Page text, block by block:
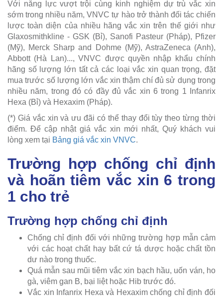
Với năng lực vượt trội cùng kinh nghiệm dự trù vắc xin
sớm trong nhiều năm, VNVC tự hào trở thành đối tác chiến
lược toàn diện của nhiều hãng vắc xin trên thế giới như
Glaxosmithkline - GSK (Bỉ), Sanofi Pasteur (Pháp), Pfizer
(Mỹ), Merck Sharp and Dohme (Mỹ), AstraZeneca (Anh),
Abbott (Hà Lan)..., VNVC được quyền nhập khẩu chính
hãng số lượng lớn tất cả các loại vắc xin quan trọng, đặt
mua trước số lượng lớn vắc xin thậm chí đủ sử dụng trong
nhiều năm, trong đó có đầy đủ vắc xin 6 trong 1 Infanrix
Hexa (Bỉ) và Hexaxim (Pháp).
(*) Giá vắc xin và ưu đãi có thể thay đổi tùy theo từng thời
điểm. Để cập nhật giá vắc xin mới nhất, Quý khách vui
lòng xem tại Bảng giá vắc xin VNVC.
Trường hợp chống chỉ định
và hoãn tiêm vắc xin 6 trong
1 cho trẻ
Trường hợp chống chỉ định
Chống chỉ định đối với những trường hợp mẫn cảm
với các hoạt chất hay bất cứ tá dược hoặc chất tồn
dư nào trong thuốc.
Quá mẫn sau mũi tiêm vắc xin bạch hầu, uốn ván, ho
gà, viêm gan B, bại liệt hoặc Hib trước đó.
Vắc xin Infanrix Hexa và Hexaxim chống chỉ định đối